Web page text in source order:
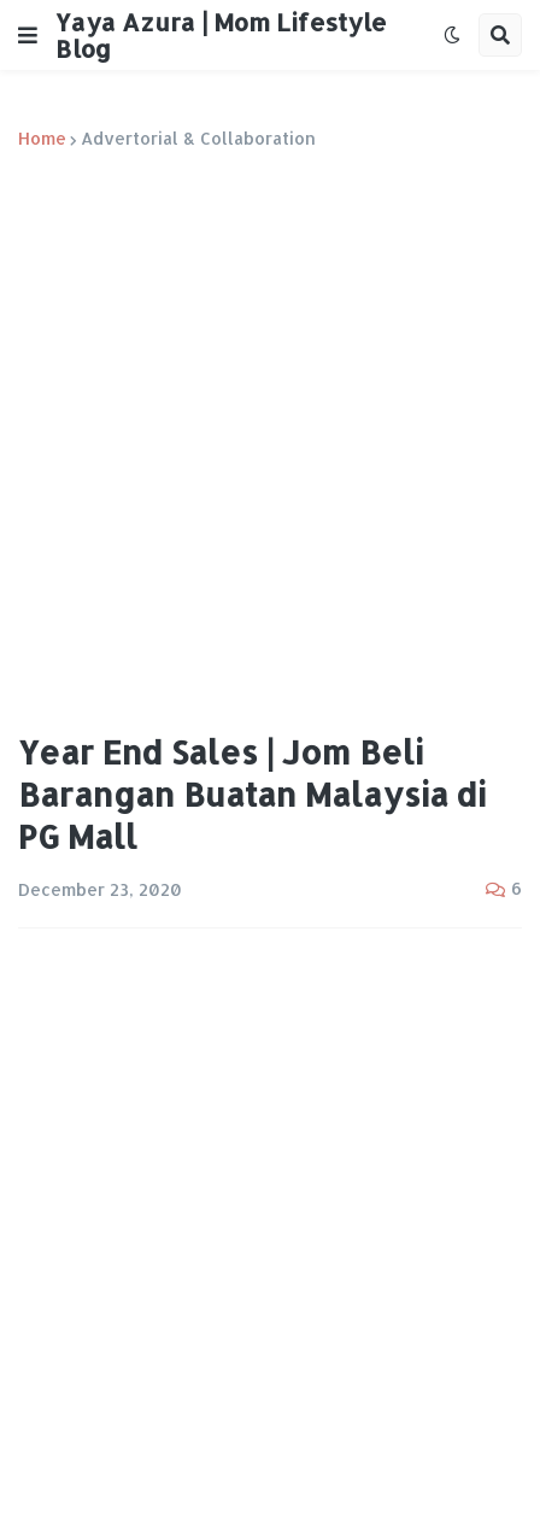
Yaya Azura | Mom Lifestyle
Blog
Home Advertorial & Collaboration
Year End Sales | Jom Beli
Barangan Buatan Malaysia di
PG Mall
December 23, 2020 6